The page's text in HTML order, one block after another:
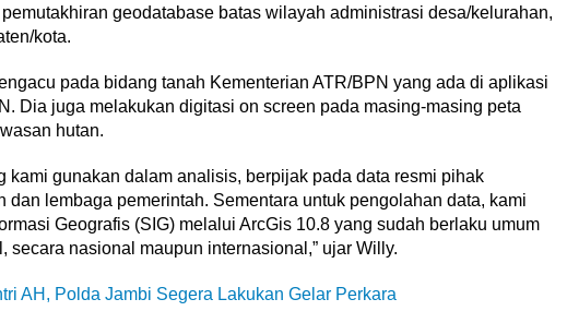
geodatabase batas wilayah administrasi desa/kelurahan,
kota.
pada bidang tanah Kementerian ATR/BPN yang ada di aplikasi
Dia juga melakukan digitasi on screen pada masing-masing peta
hutan.
kami gunakan dalam analisis, berpijak pada data resmi pihak
dan lembaga pemerintah. Sementara untuk pengolahan data, kami
Geografis (SIG) melalui ArcGis 10.8 yang sudah berlaku umum
nasional maupun internasional,” ujar Willy.
AH, Polda Jambi Segera Lakukan Gelar Perkara